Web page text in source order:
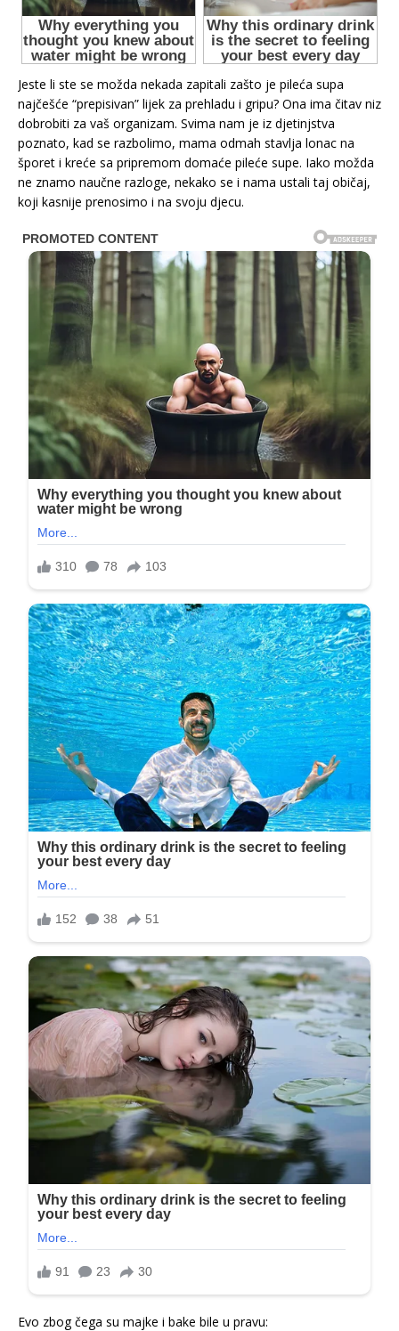
Jeste li ste se možda nekada zapitali zašto je pileća supa
najčešće “prepisivan” lijek za prehladu i gripu? Ona ima čitav niz
dobrobiti za vaš organizam. Svima nam je iz djetinjstva
poznato, kad se razbolimo, mama odmah stavlja lonac na
šporet i kreće sa pripremom domaće pileće supe. Iako možda
ne znamo naučne razloge, nekako se i nama ustali taj običaj,
koji kasnije prenosimo i na svoju djecu.
Evo zbog čega su majke i bake bile u pravu: